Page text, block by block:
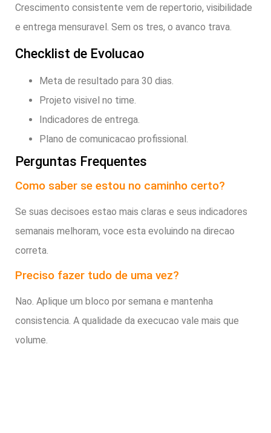
Crescimento consistente vem de repertorio, visibilidade
e entrega mensuravel. Sem os tres, o avanco trava.
Checklist de Evolucao
Meta de resultado para 30 dias.
Projeto visivel no time.
Indicadores de entrega.
Plano de comunicacao profissional.
Perguntas Frequentes
Como saber se estou no caminho certo?
Se suas decisoes estao mais claras e seus indicadores
semanais melhoram, voce esta evoluindo na direcao
correta.
Preciso fazer tudo de uma vez?
Nao. Aplique um bloco por semana e mantenha
consistencia. A qualidade da execucao vale mais que
volume.